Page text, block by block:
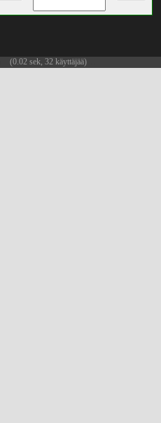
(0.02 sek, 32 käyttäjää)